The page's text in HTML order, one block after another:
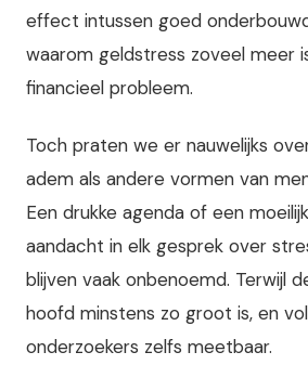
effect intussen goed
waarom geldstress zoveel meer
financieel probleem.
Toch praten we er nauwelijks
adem als andere vormen van
Een drukke agenda of een
aandacht in elk gesprek over
blijven vaak onbenoemd. Terwijl
hoofd minstens zo groot is, en
onderzoekers zelfs meetbaar.